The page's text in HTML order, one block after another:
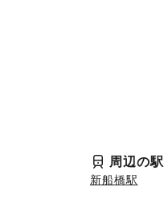
周辺の駅
新船橋駅